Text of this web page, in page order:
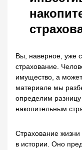
Вы, наверное, уже
страхование.
имущество, а
материале мы
определим
накопительным
Страхование
в истории. Оно